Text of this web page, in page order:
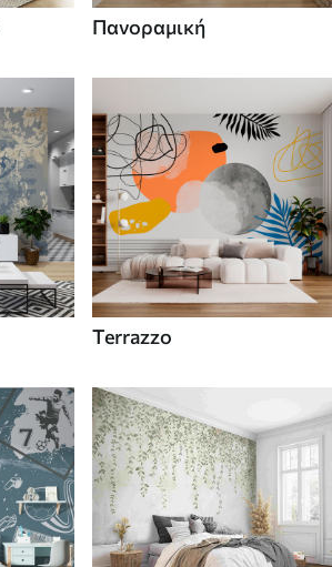
Πανοραμική
Terrazzo